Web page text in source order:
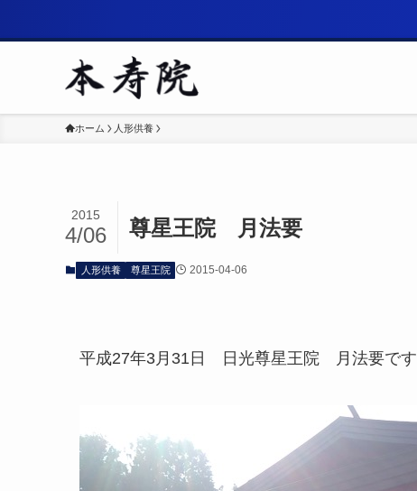
ホーム 人形供養
尊星王院 月法要
2015
4/06
人形供養 尊星王院 2015-04-06
平成27年3月31日 日光尊星王院 月法要です